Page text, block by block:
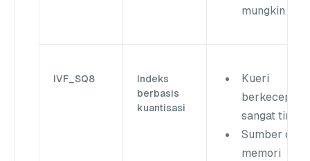
mungkin
IVF_SQ8
Indeks
berbasis
kuantisasi
Kueri
sangat tinggi
Sumber daya
memori